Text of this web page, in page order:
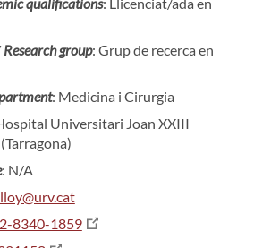
Research group: Grup de recerca en
: Medicina i Cirurgia
Universitari Joan XXIII
: N/A
8340-1859